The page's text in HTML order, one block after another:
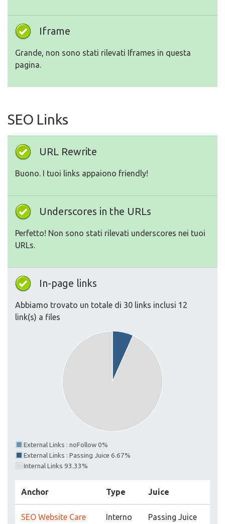
Iframe
Grande, non sono stati rilevati Iframes in questa
pagina.
SEO Links
URL Rewrite
Buono. I tuoi links appaiono friendly!
Underscores in the URLs
Perfetto! Non sono stati rilevati underscores nei tuoi
URLs.
In-page links
Abbiamo trovato un totale di 30 links inclusi 12
link(s) a files
External Links : noFollow 0%
External Links : Passing Juice 6.67%
Internal Links 93.33%
Anchor Type Juice
SEO Website Care Interno Passing Juice